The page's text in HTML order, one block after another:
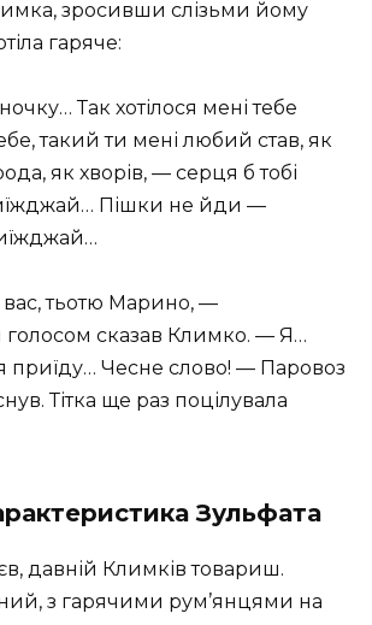
зросивши слізьми йому
гаряче:
Так хотілося мені тебе
такий ти мені любий став, як
як хворів, — серця б тобі
Пішки не йди —
тьотю Марино, —
сказав Климко. — Я…
приїду… Чесне слово! — Паровоз
Тітка ще раз поцілувала
Зульфата
давній Климків товариш.
з гарячими рум’янцями на